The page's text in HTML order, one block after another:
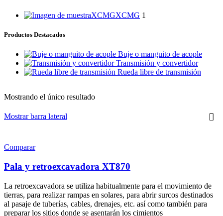
XCMGXCMG 1
Productos Destacados
Buje o manguito de acople
Transmisión y convertidor
Rueda libre de transmisión
Mostrando el único resultado
Mostrar barra lateral
Comparar
Pala y retroexcavadora XT870
La retroexcavadora se utiliza habitualmente para el movimiento de
tierras, para realizar rampas en solares, para abrir surcos destinados
al pasaje de tuberías, cables, drenajes, etc. así como también para
preparar los sitios donde se asentarán los cimientos